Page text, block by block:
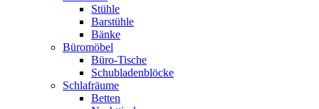
Stühle
Barstühle
Bänke
Büromöbel
Büro-Tische
Schubladenblöcke
Schlafräume
Betten